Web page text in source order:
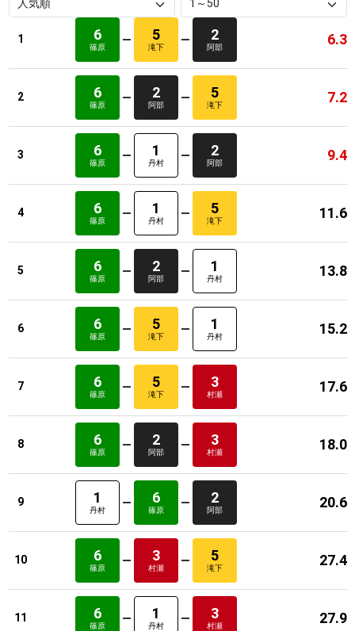
1 6
篠原
5
滝下
2
阿部 6.3
2 6
篠原
2
阿部
5
滝下 7.2
3 6
篠原
1
丹村
2
阿部 9.4
4 6
篠原
1
丹村
5
滝下 11.6
5 6
篠原
2
阿部
1
丹村 13.8
6 6
篠原
5
滝下
1
丹村 15.2
7 6
篠原
5
滝下
3
村瀬 17.6
8 6
篠原
2
阿部
3
村瀬 18.0
9 1
丹村
6
篠原
2
阿部 20.6
10 6
篠原
3
村瀬
5
滝下 27.4
11 6
篠原
1
丹村
3
村瀬 27.9